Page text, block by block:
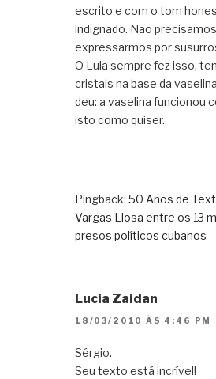
escrito e com o tom
indignado. Não
expressarmos por
O Lula sempre fez isso,
cristais na base da
deu: a vaselina funcionou
isto como quiser.
Pingback: 50 Anos de
Vargas Llosa entre os 13
presos políticos cubanos
Lucia Zaidan
18/03/2010 ÀS 4:46 PM
Sérgio.
Seu texto está incrível!